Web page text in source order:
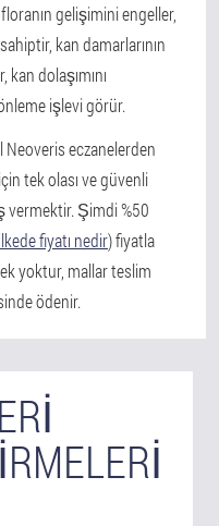
gelişimini engeller,
kan damarlarının
dolaşımını
işlevi görür.
Neoveris eczanelerden
tek olası ve güvenli
vermektir. Şimdi %50
fiyatı nedir) fiyatla
yoktur, mallar teslim
ödenir.